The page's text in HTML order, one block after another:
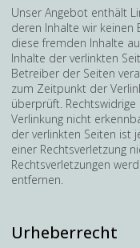
Unser Angebot enthält
deren Inhalte wir keinen
diese fremden Inhalte
Inhalte der verlinkten
Betreiber der Seiten
zum Zeitpunkt der
überprüft.
Verlinkung nicht
der verlinkten Seiten ist
einer Rechtsverletzung
Rechtsverletzungen
entfernen.
Urheberrecht